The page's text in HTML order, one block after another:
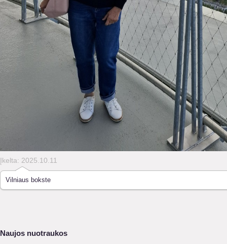
Įkelta: 2025.10.11
Vilniaus bokste
Naujos nuotraukos